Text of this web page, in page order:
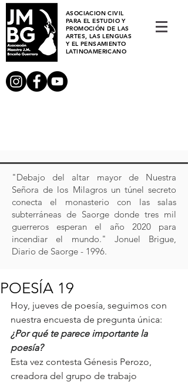
ASOCIACION CIVIL
PARA EL ESTUDIO Y
PROMOCIÓN DE LAS
ARTES, LAS LENGUAS
Y EL PENSAMIENTO
LATINOAMERICANO
"Debajo del altar mayor de Nuestra
Señora de los Milagros un túnel secreto
conecta el monasterio con las salas
subterráneas de Saorge donde tres mil
guerreros esperan el año 2020 para
incendiar el mundo." Jonuel Brigue,
Diario de Saorge - 1996.
POESÍA 19
Hoy, jueves de poesía, seguimos con
nuestra encuesta de pregunta única:
¿Por qué te parece importante la
poesía?
Esta vez contesta Génesis Perozo,
creadora del grupo de trabajo